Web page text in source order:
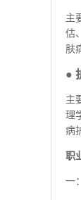
主
估
肤
●
主
理
病
职
一